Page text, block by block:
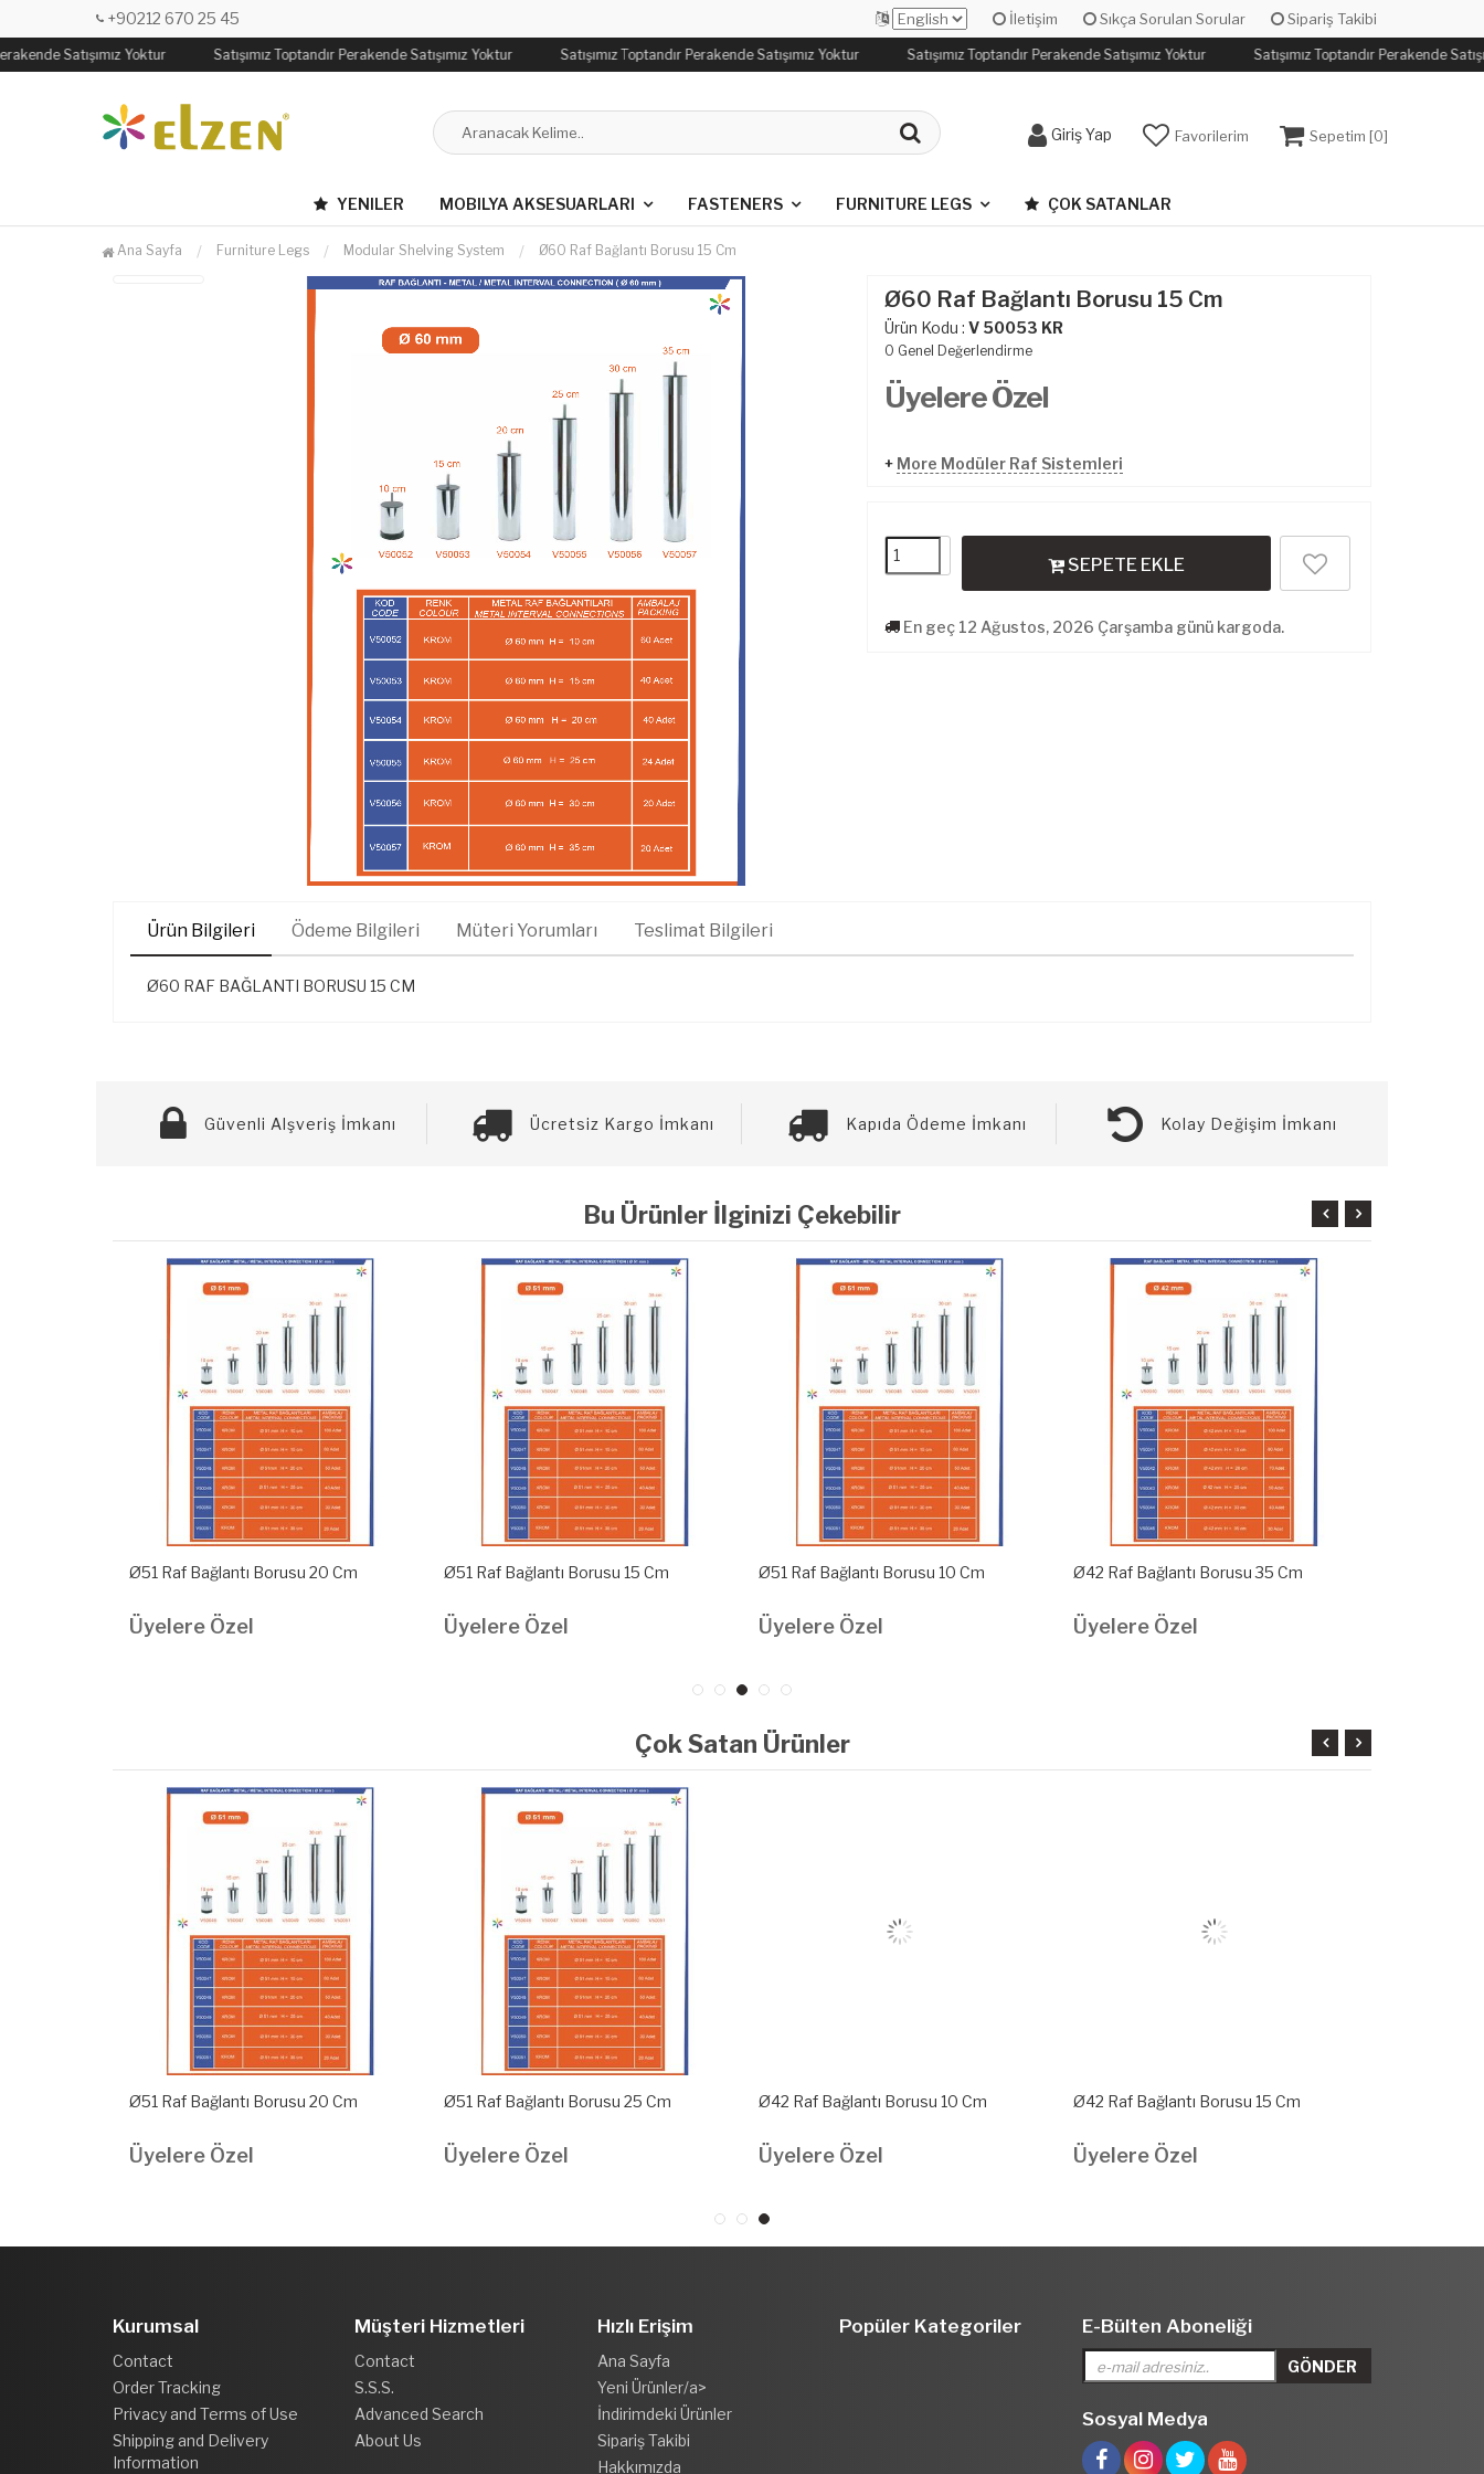
+90212 670 25 45 İletişim Sıkça Sorulan Sorular Sipariş Takibi
Satışımız Yoktur Satışımız Toptandır Perakende Satışımız Yoktur Satışımız Toptandır Perakende Satışımız Yoktur Satışımız Toptandır Perakende Satışımız Yoktur Satışımız Toptandır Perakende
Giriş Yap Favorilerim Sepetim [0]
YENILER MOBILYA AKSESUARLARI FASTENERS FURNITURE LEGS ÇOK SATANLAR
Ana Sayfa Furniture Legs Modular Shelving System Ø60 Raf Bağlantı Borusu 15 Cm
Ø60 Raf Bağlantı Borusu 15 Cm
Ürün Kodu : V 50053 KR
0 Genel Değerlendirme
Üyelere Özel
+ More Modüler Raf Sistemleri
SEPETE EKLE
En geç 12 Ağustos, 2026 Çarşamba günü kargoda.
Ürün Bilgileri Ödeme Bilgileri Müteri Yorumları Teslimat Bilgileri
Ø60 RAF BAĞLANTI BORUSU 15 CM
Güvenli Alşveriş İmkanı Ücretsiz Kargo İmkanı Kapıda Ödeme İmkanı Kolay Değişim İmkanı
Bu Ürünler İlginizi Çekebilir
Ø51 Raf Bağlantı Borusu 20 Cm
Üyelere Özel
Ø51 Raf Bağlantı Borusu 15 Cm
Üyelere Özel
Ø51 Raf Bağlantı Borusu 10 Cm
Üyelere Özel
Ø42 Raf Bağlantı Borusu 35 Cm
Üyelere Özel
Çok Satan Ürünler
Ø51 Raf Bağlantı Borusu 20 Cm
Üyelere Özel
Ø51 Raf Bağlantı Borusu 25 Cm
Üyelere Özel
Ø42 Raf Bağlantı Borusu 10 Cm
Üyelere Özel
Ø42 Raf Bağlantı Borusu 15 Cm
Üyelere Özel
Kurumsal
Contact
Order Tracking
Privacy and Terms of Use
Shipping and Delivery
Information
Müşteri Hizmetleri
Contact
S.S.S.
Advanced Search
About Us
Hızlı Erişim
Ana Sayfa
Yeni Ürünler/a>
İndirimdeki Ürünler
Sipariş Takibi
Hakkımızda
Popüler Kategoriler E-Bülten Aboneliği
Sosyal Medya